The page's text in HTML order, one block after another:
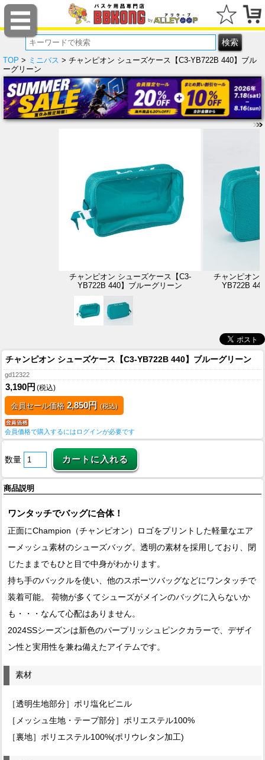
TOP > ミニバス > チャンピオン シューズケース【C3-YB722B 440】ブル
ーグリーン
チャンピオン シューズケース【C3-
YB722B 440】ブルーグリーン
チャンピオン
YB722B
チャンピオン シューズケース【C3-YB722B 440】ブルーグリーン
gd12322
3,190円 (税込)
会員セール価格 2,850円 (税込)
会員価格で購入するにはログインが必要です
数量
商品説明
ワンタッチでバッグに合体！
正面にChampion（チャンピオン）ロゴをプリントした軽量なエア
ーメッシュ素材のシューズバッグ。透明の素材を採用しており、閉
じたままでもひと目で中身がわかります。
持ち手のバックルを使い、他のスポーツバッグなどにワンタッチで
装着可能。 荷物が多くてシューズがメインのバッグに入らないか
も・・・なんて心配はありません。
2024SSシーズンは新色のパープリッシュピンクカラーで、デザイ
ン性と実用性を兼ね備えたアイテムです。
素材
［透明生地部分］ポリ塩化ビニル
［メッシュ生地・テープ部分］ポリエステル100%
［裏地］ポリエステル100%(ポリウレタン加工)